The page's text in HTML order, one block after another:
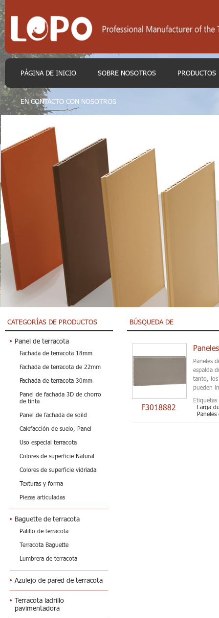
PÁGINA DE INICIO SOBRE NOSOTROS PRODUCTOS
EN CONTACTO CON NOSOTROS
CATEGORÍAS DE PRODUCTOS
Panel de terracota
Fachada de terracota 18mm
Fachada de terracota de 22mm
Fachada de terracota 30mm
Panel de fachada 3D de chorro
de tinta
Panel de fachada de soild
Calefacción de suelo, Panel
Uso especial terracota
Colores de superficie Natural
Colores de superficie vidriada
Texturas y forma
Piezas articuladas
Baguette de terracota
Palillo de terracota
Terracota Baguette
Lumbrera de terracota
Azulejo de pared de terracota
Terracota ladrillo
pavimentadora
BÚSQUEDA DE
F3018882
Paneles
espalda
tanto, los
pueden
Larga